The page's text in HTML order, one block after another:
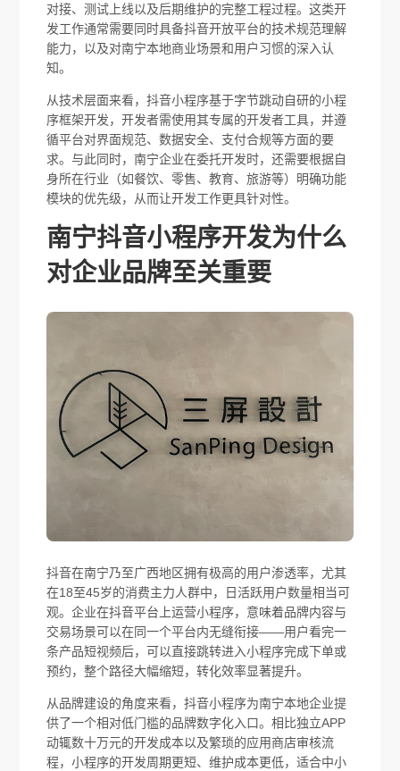
对接、测试上线以及后期维护的完整工程过程。这类开
发工作通常需要同时具备抖音开放平台的技术规范理解
能力，以及对南宁本地商业场景和用户习惯的深入认
知。
从技术层面来看，抖音小程序基于字节跳动自研的小程
序框架开发，开发者需使用其专属的开发者工具，并遵
循平台对界面规范、数据安全、支付合规等方面的要
求。与此同时，南宁企业在委托开发时，还需要根据自
身所在行业（如餐饮、零售、教育、旅游等）明确功能
模块的优先级，从而让开发工作更具针对性。
南宁抖音小程序开发为什么
对企业品牌至关重要
抖音在南宁乃至广西地区拥有极高的用户渗透率，尤其
在18至45岁的消费主力人群中，日活跃用户数量相当可
观。企业在抖音平台上运营小程序，意味着品牌内容与
交易场景可以在同一个平台内无缝衔接——用户看完一
条产品短视频后，可以直接跳转进入小程序完成下单或
预约，整个路径大幅缩短，转化效率显著提升。
从品牌建设的角度来看，抖音小程序为南宁本地企业提
供了一个相对低门槛的品牌数字化入口。相比独立APP
动辄数十万元的开发成本以及繁琐的应用商店审核流
程，小程序的开发周期更短、维护成本更低，适合中小